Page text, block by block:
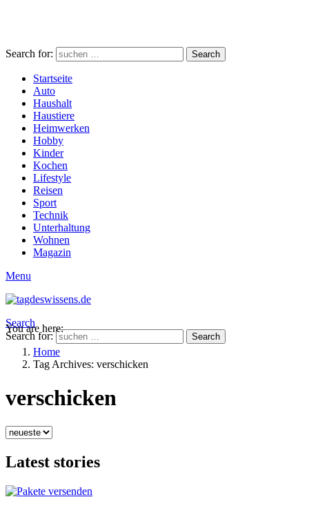
Search for: Search
Startseite
Auto
Haushalt
Haustiere
Heimwerken
Hobby
Kinder
Kochen
Lifestyle
Reisen
Sport
Technik
Unterhaltung
Wohnen
Magazin
Menu
Search
Search for:
Search
You are here:
Home
Tag Archives: verschicken
verschicken
Latest stories